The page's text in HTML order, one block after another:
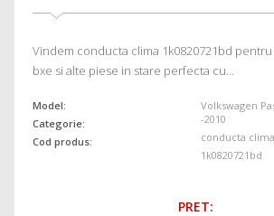
Vindem conducta clima 1k0820721bd pentru
bxe si alte piese in stare perfecta cu…
Model:
Categorie:
Cod produs:
Volkswagen
-2010
conducta clima
1k0820721bd
PRET: